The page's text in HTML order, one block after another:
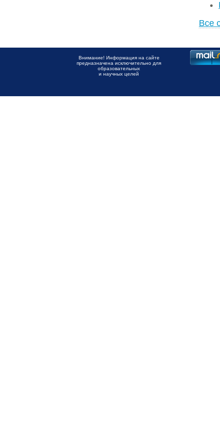
Все
Внимание! Информация на сайте
предназначена исключительно для
образовательных
и научных целей